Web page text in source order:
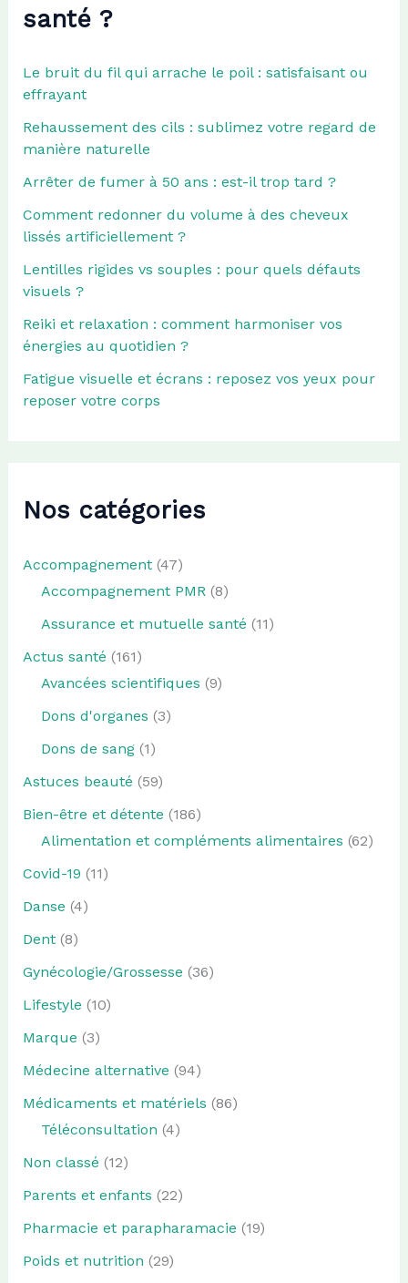
santé ?
Le bruit du fil qui arrache le poil : satisfaisant ou
effrayant
Rehaussement des cils : sublimez votre regard de
manière naturelle
Arrêter de fumer à 50 ans : est-il trop tard ?
Comment redonner du volume à des cheveux
lissés artificiellement ?
Lentilles rigides vs souples : pour quels défauts
visuels ?
Reiki et relaxation : comment harmoniser vos
énergies au quotidien ?
Fatigue visuelle et écrans : reposez vos yeux pour
reposer votre corps
Nos catégories
Accompagnement(47)
Accompagnement PMR (8)
Assurance et mutuelle santé (11)
Actus santé (161)
Avancées scientifiques (9)
Dons d'organes (3)
Dons de sang(1)
Astuces beauté (59)
Bien-être et détente (186)
Alimentation et compléments alimentaires (62)
Covid-19 (11)
Danse (4)
Dent(8)
Gynécologie/Grossesse (36)
Lifestyle (10)
Marque (3)
Médecine alternative (94)
Médicaments et matériels (86)
Téléconsultation (4)
Non classé (12)
Parents et enfants (22)
Pharmacie et parapharamacie (19)
Poids et nutrition (29)